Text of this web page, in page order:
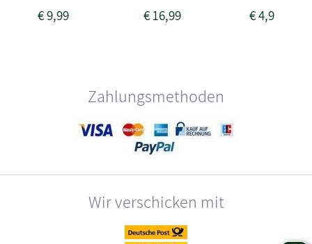
€9,99 €16,99 €4,99
Zahlungsmethoden
Wir verschicken mit